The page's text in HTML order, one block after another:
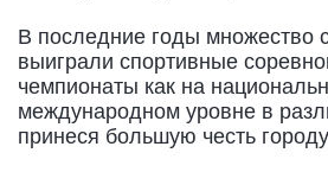
В последние годы множество
выиграли спортивные
чемпионаты как на
международном уровне в
принеся большую честь